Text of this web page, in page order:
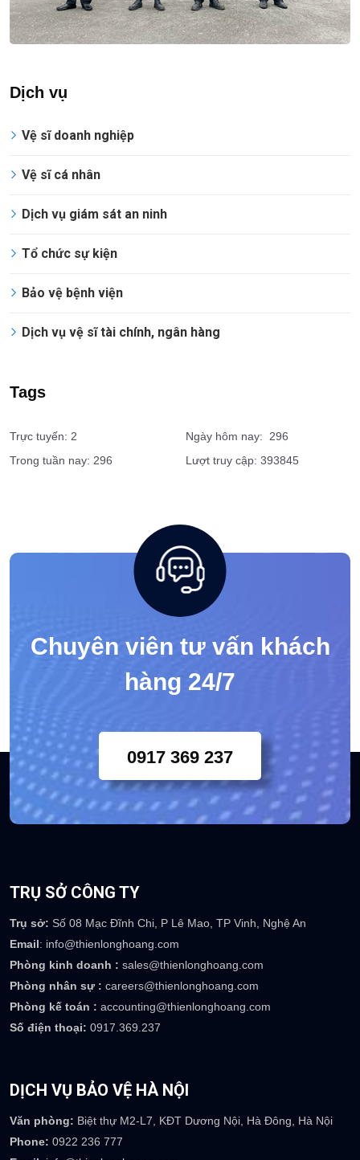
Dịch vụ
Vệ sĩ doanh nghiệp
Vệ sĩ cá nhân
Dịch vụ giám sát an ninh
Trực tuyến: 2
Ngày hôm nay: 296
Lượt truy cập: 393845
Chuyên viên tư vấn khách
hàng 24/7
TRỤ SỞ CÔNG TY
Phòng kinh doanh : sales@thienlonghoang.com
Phòng nhân sự :
careers@thienlonghoang.com
Phòng kế toán : accounting@thienlonghoang.com
Số điện thoại:0917.369.237